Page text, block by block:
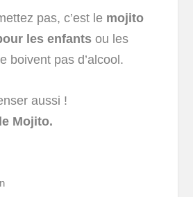
pas, c’est le mojito
les enfants ou les
boivent pas d’alcool.
aussi !
Mojito.